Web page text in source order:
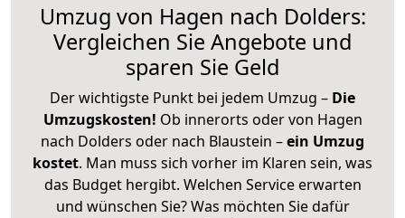
Umzug von Hagen nach Dolders:
Vergleichen Sie Angebote und
sparen Sie Geld
Der wichtigste Punkt bei jedem Umzug – Die
Umzugskosten! Ob innerorts oder von Hagen
nach Dolders oder nach Blaustein –ein Umzug
kostet. Man muss sich vorher im Klaren sein, was
das Budget hergibt. Welchen Service erwarten
und wünschen Sie? Was möchten Sie dafür